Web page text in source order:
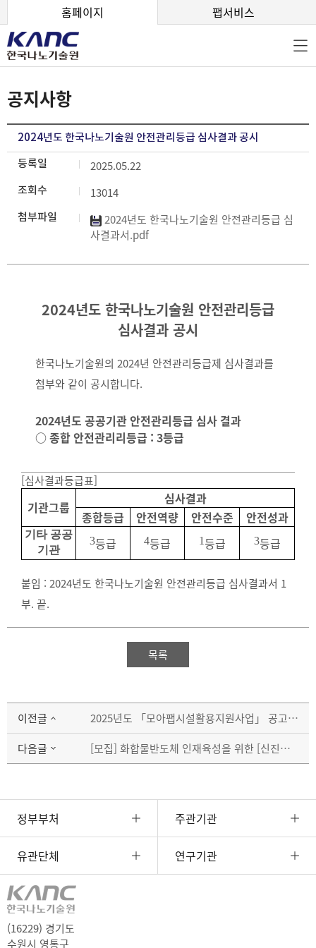
홈페이지 팹서비스
공지사항
2024년도 한국나노기술원 안전관리등급 심사결과 공시
등록일 2025.05.22
조회수 13014
첨부파일
2024년도 한국나노기술원 안전관리등급 심
사결과서.pdf
2024년도 한국나노기술원 안전관리등급
심사결과 공시
한국나노기술원의 2024년 안전관리등급제 심사결과를
첨부와 같이 공시합니다.
2024년도 공공기관 안전관리등급 심사 결과
○ 종합 안전관리리등급 : 3등급
[심사결과등급표]
기관그룹
심사결과
종합등급
안전역량 안전수준 안전성과
기타 공공
기관
3등급 4등급 1등급 3등급
붙임 : 2024년도 한국나노기술원 안전관리등급 심사결과서 1
부. 끝.
목록
이전글
2025년도 「모아팹시설활용지원사업」 공고 안내
다음글
[모집] 화합물반도체 인재육성을 위한 [신진인력] 2차 통신소자 기술교육 교육생 모집
정부부처 주관기관
유관단체 연구기관
(16229) 경기도
수원시 영통구